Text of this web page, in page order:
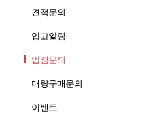
견적문의
입고알림
입점문의
대량구매문의
이벤트